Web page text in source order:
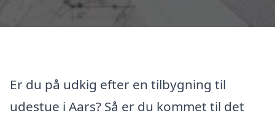
Er du på udkig efter en tilbygning til
udestue i Aars? Så er du kommet til det